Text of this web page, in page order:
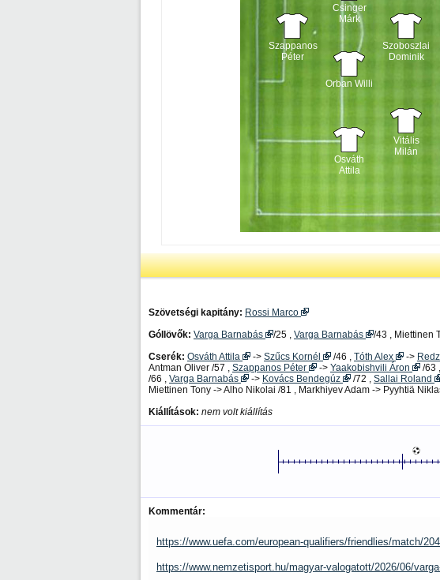
Szappanos
Péter
Csinger
Márk
Orban Willi
Osváth
Attila
Szoboszlai
Dominik
Vitális
Milán
Szövetségi kapitány: Rossi Marco
Góllövők: Varga Barnabás /25 , Varga Barnabás
/43 , Miettinen
Cserék: Osváth Attila -> Szűcs Kornél /46 , Tóth Alex ->
Antman Oliver /57 , Szappanos Péter -> Yaakobishvili Áron /63 ,
/66 , Varga Barnabás -> Kovács Bendegúz /72 , Sallai Roland
Miettinen Tony -> Alho Nikolai /81 , Markhiyev Adam -> Pyyhtiä
Kiállítások: nem volt kiállítás
Kommentár:
https://www.uefa.com/european-qualifiers/friendlies/match/
https://www.nemzetisport.hu/magyar-valogatott/2026/06/